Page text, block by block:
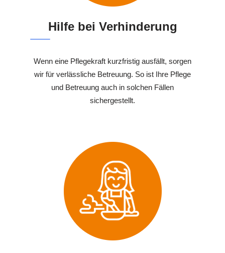
Hilfe bei Verhinderung
Wenn eine Pflegekraft kurzfristig ausfällt, sorgen
wir für verlässliche Betreuung. So ist Ihre Pflege
und Betreuung auch in solchen Fällen
sichergestellt.